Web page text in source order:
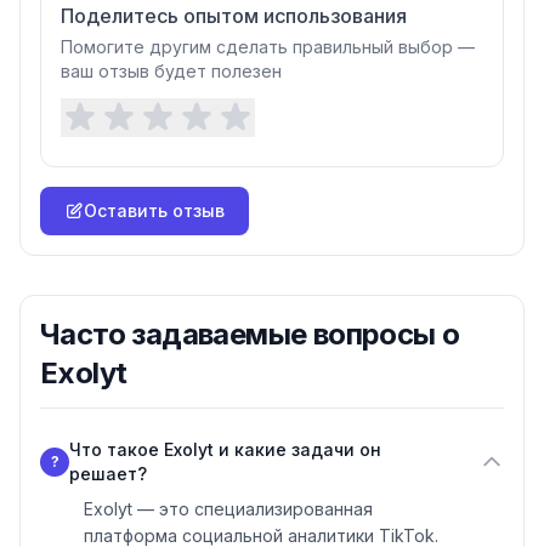
Поделитесь опытом использования
Помогите другим сделать правильный выбор —
ваш отзыв будет полезен
Оставить отзыв
Часто задаваемые вопросы о
Exolyt
?
Что такое Exolyt и какие задачи он
решает?
Exolyt — это специализированная
платформа социальной аналитики TikTok.